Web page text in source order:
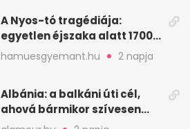
A Nyos-tó tragédiája:
egyetlen éjszaka alatt 1700
ember halt meg
hamuesgyemant.hu 2 napja
Albánia: a balkáni úti cél,
ahová bármikor szívesen
visszamennék